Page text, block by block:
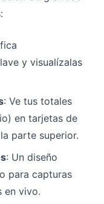
y visualízalas
: Ve tus totales
en tarjetas de
parte superior.
: Un diseño
para capturas
en vivo.